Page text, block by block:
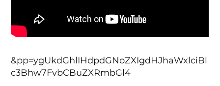
&pp=ygUkdGhlIHdpdGNoZXIgdHJhaWxlciBl
c3Bhw7FvbCBuZXRmbGl4